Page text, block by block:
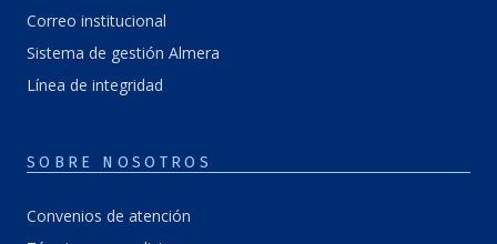
Correo institucional
Sistema de gestión Almera
Línea de integridad
SOBRE NOSOTROS
Convenios de atención